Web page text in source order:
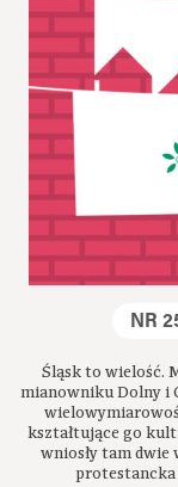
NR
Śląsk to wielość.
mianowniku Dolny i
kształtujące go
wniosły tam
protestancka